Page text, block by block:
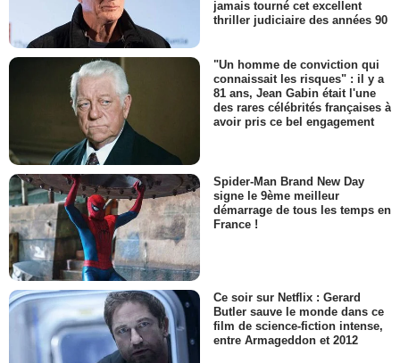
jamais tourné cet excellent
thriller judiciaire des années 90
"Un homme de conviction qui
connaissait les risques" : il y a
81 ans, Jean Gabin était l'une
des rares célébrités françaises à
avoir pris ce bel engagement
Spider-Man Brand New Day
signe le 9ème meilleur
démarrage de tous les temps en
France !
Ce soir sur Netflix : Gerard
Butler sauve le monde dans ce
film de science-fiction intense,
entre Armageddon et 2012